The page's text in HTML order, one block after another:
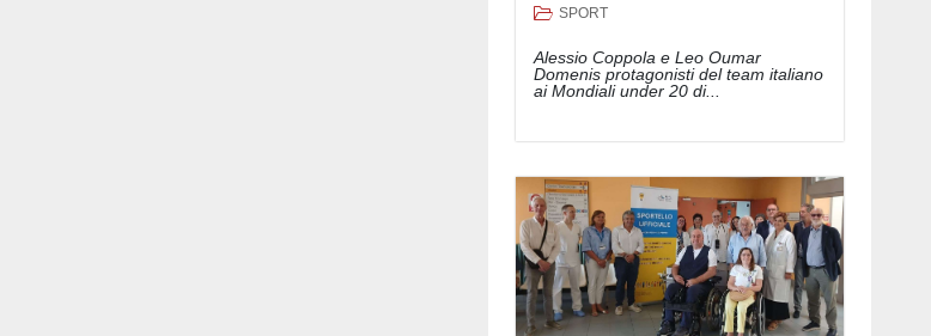
SPORT
Alessio Coppola e Leo Oumar
Domenis protagonisti del team italiano
ai Mondiali under 20 di...